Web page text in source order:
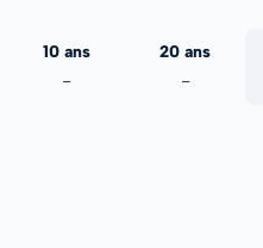
10 ans
-
20 ans
-